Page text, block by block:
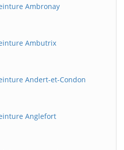
Ambronay
Ambutrix
Andert-et-Condon
Anglefort